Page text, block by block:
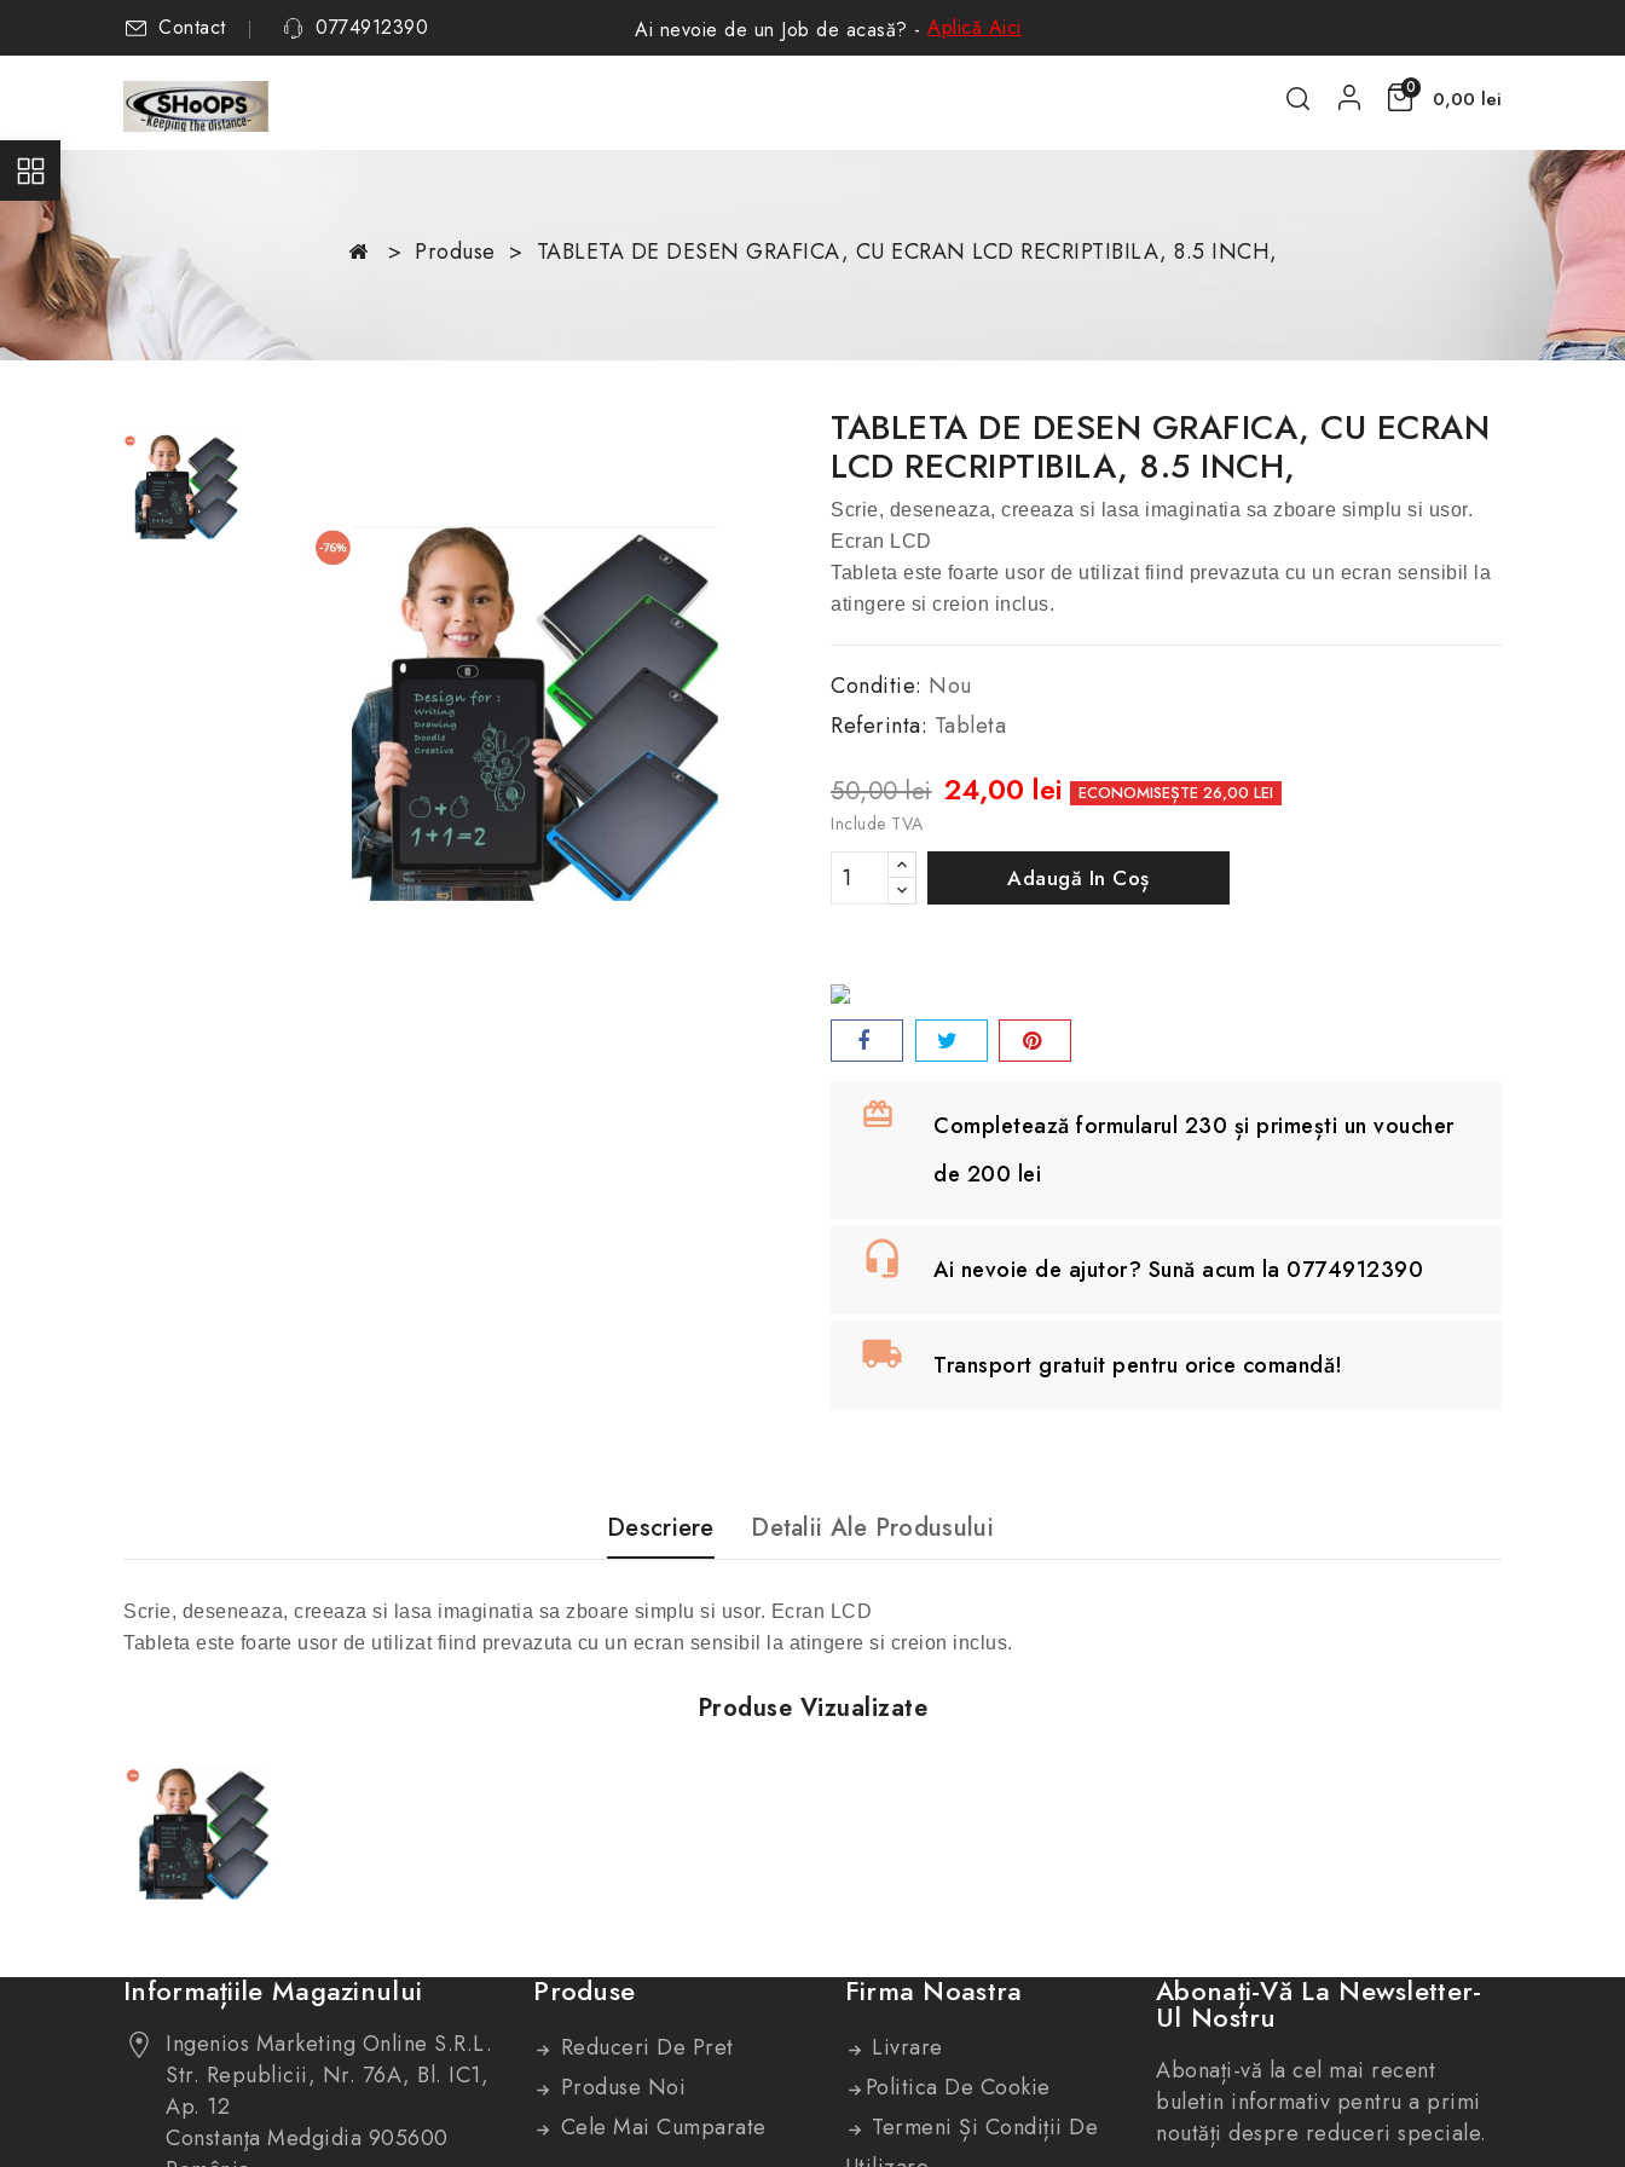
Contact 0774912390 Ai nevoie de un Job de acasă? -Aplică Aici
0 0,00 lei
Produse TABLETA DE DESEN GRAFICA, CU ECRAN LCD RECRIPTIBILA, 8.5 INCH,
TABLETA DE DESEN GRAFICA, CU ECRAN
LCD RECRIPTIBILA, 8.5 INCH,
Scrie, deseneaza, creeaza si lasa imaginatia sa zboare simplu si usor.
Ecran LCD
Tableta este foarte usor de utilizat fiind prevazuta cu un ecran sensibil la
atingere si creion inclus.
Conditie: Nou
Referinta: Tableta
50,00 lei 24,00 lei ECONOMISEȘTE 26,00 LEI
Include TVA
Adaugă In Coș
Completează formularul 230 și primești un voucher
de 200 lei
Ai nevoie de ajutor? Sună acum la 0774912390
Transport gratuit pentru orice comandă!
Descriere Detalii Ale Produsului
Scrie, deseneaza, creeaza si lasa imaginatia sa zboare simplu si usor. Ecran LCD
Tableta este foarte usor de utilizat fiind prevazuta cu un ecran sensibil la atingere si creion inclus.
Produse Vizualizate
Informațiile Magazinului
Ingenios Marketing Online S.R.L.
Str. Republicii, Nr. 76A, Bl. IC1,
Ap. 12
Constanţa Medgidia 905600
Produse
Reduceri De Pret
Produse Noi
Cele Mai Cumparate
Firma Noastra
Livrare
Politica De Cookie
Termeni Și Condiții De
Abonați-Vă La Newsletter-
Ul Nostru
Abonați-vă la cel mai recent
buletin informativ pentru a primi
noutăți despre reduceri speciale.